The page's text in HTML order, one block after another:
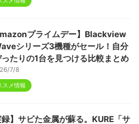
プライムデー】Blackview
シリーズ3機種がセール！自分
たりの1台を見つける比較まとめ
7/8
スメ情報
録】サビた金属が蘇る。KURE「サ